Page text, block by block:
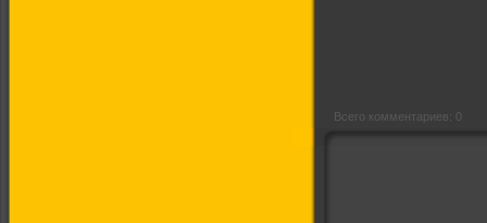
Всего комментариев: 0